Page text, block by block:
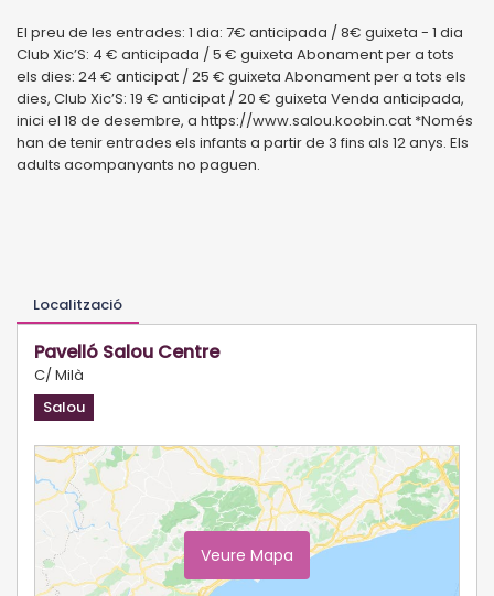
El preu de les entrades: 1 dia: 7€ anticipada / 8€ guixeta - 1 dia
Club Xic’S: 4 € anticipada / 5 € guixeta Abonament per a tots
els dies: 24 € anticipat / 25 € guixeta Abonament per a tots els
dies, Club Xic’S: 19 € anticipat / 20 € guixeta Venda anticipada,
inici el 18 de desembre, a https://www.salou.koobin.cat *Només
han de tenir entrades els infants a partir de 3 fins als 12 anys. Els
adults acompanyants no paguen.
Localització
Pavelló Salou Centre
C/ Milà
Salou
Veure Mapa